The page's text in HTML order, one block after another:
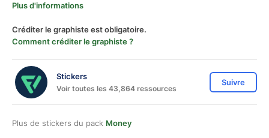
Plus d'informations
Créditer le graphiste est obligatoire.
Comment créditer le graphiste ?
Stickers
Voir toutes les 43,864 ressources
Suivre
Plus de stickers du pack Money